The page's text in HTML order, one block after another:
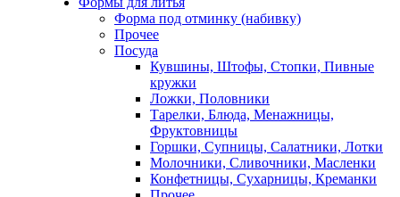
Форма под отминку (набивку)
Прочее
Посуда
Кувшины, Штофы, Стопки, Пивные
кружки
Ложки, Половники
Тарелки, Блюда, Менажницы,
Фруктовницы
Горшки, Супницы, Салатники, Лотки
Молочники, Сливочники, Масленки
Конфетницы, Сухарницы, Креманки